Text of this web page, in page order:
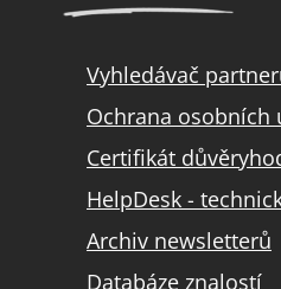
Vyhledávač
Ochrana osobních
Certifikát
HelpDesk -
Archiv newsletterů
Databáze znalostí